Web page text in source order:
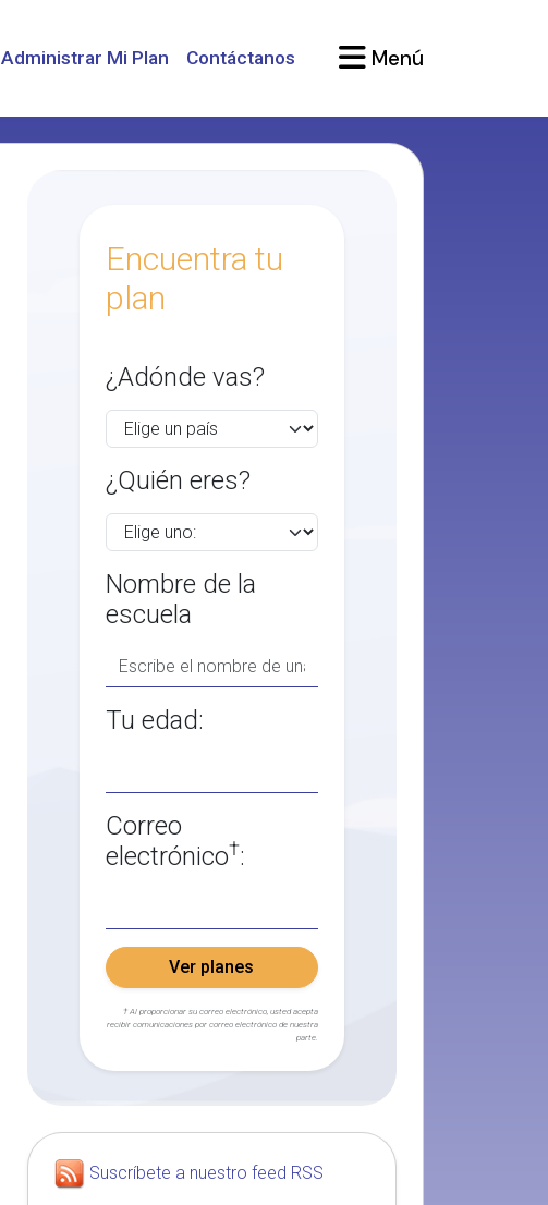
Administrar Mi Plan Contáctanos Menú
Encuentra tu
plan
¿Adónde vas?
¿Quién eres?
Nombre de la
escuela
Tu edad:
Correo
electrónico†:
Ver planes
† Al proporcionar su correo electrónico, usted acepta
recibir comunicaciones por correo electrónico de nuestra
parte.
Suscríbete a nuestro feed RSS